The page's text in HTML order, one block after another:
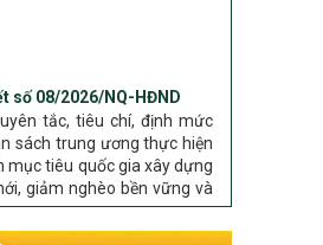
thực hiện các Chương trình
gia trên địa bàn
tắc, tiêu chí, định mức
sách trung ương thực hiện
mục tiêu quốc gia xây dựng
giảm nghèo bền vững và
tế – xã hội vùng đồng bào
số và miền núi giai đoạn